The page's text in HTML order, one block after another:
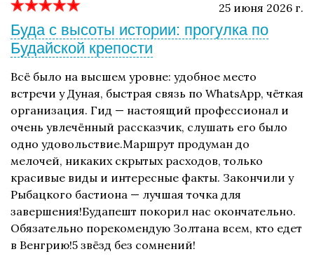
25 июня 2026 г.
Буда с высоты истории: прогулка по
Будайской крепости
Всё было на высшем уровне: удобное место
встречи у Дуная, быстрая связь по WhatsApp, чёткая
организация. Гид — настоящий профессионал и
очень увлечённый рассказчик, слушать его было
одно удовольствие.Маршрут продуман до
мелочей, никаких скрытых расходов, только
красивые виды и интересные факты. Закончили у
Рыбацкого бастиона — лучшая точка для
завершения!Будапешт покорил нас окончательно.
Обязательно порекомендую Золтана всем, кто едет
в Венгрию!5 звёзд без сомнений!